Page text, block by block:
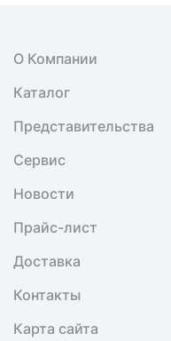
О Компании
Каталог
Представительства
Сервис
Новости
Прайс-лист
Доставка
Контакты
Карта сайта